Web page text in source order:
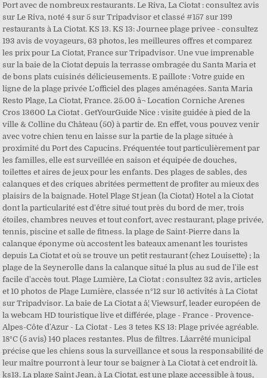
Port avec de nombreux restaurants. Le Riva, La Ciotat : consultez avis
sur Le Riva, noté 4 sur 5 sur Tripadvisor et classé #157 sur 199
restaurants à La Ciotat. KS 13. KS 13: Journee plage privee - consultez
193 avis de voyageurs, 63 photos, les meilleures offres et comparez
les prix pour La Ciotat, France sur Tripadvisor. Une vue imprenable
sur la baie de la Ciotat depuis la terrasse ombragée du Santa Maria et
de bons plats cuisinés délicieusements. E paillote : Votre guide en
ligne de la plage privée L'officiel des plages aménagées. Santa Maria
Resto Plage, La Ciotat, France. 25.00 â¬ Location Corniche Arenes
Cros 13600 La Ciotat . GetYourGuide Nice : visite guidée à pied de la
ville & Colline du Château (50) à partir de. En effet, vous pouvez venir
avec votre chien tenu en laisse sur la partie de la plage située à
proximité du Port des Capucins. Fréquentée tout particulièrement par
les familles, elle est surveillée en saison et équipée de douches,
toilettes et aires de jeux pour les enfants. Des plages de sables, des
calanques et des criques abritées permettent de profiter au mieux des
plaisirs de la baignade. Hotel Plage St jean (la Ciotat) Hotel a la Ciotat
dont la particularité est d'être situé tout près du bord de mer, trois
étoiles, chambres neuves et tout confort, avec restaurant, plage privée,
tennis, piscine et salle de fitness. la plage de Saint-Pierre dans la
calanque éponyme où accostent les bateaux amenant les touristes
depuis La Ciotat et où se trouve un petit restaurant (chez Louisette) ; la
plage de la Seynerolle dans la calanque situé la plus au sud de l'ile est
facile d'accès tout. Plage Lumière, La Ciotat : consultez 32 avis, articles
et 10 photos de Plage Lumière, classée n°12 sur 16 activités à La Ciotat
sur Tripadvisor. La baie de La Ciotat a â¦ Viewsurf, leader européen de
la webcam HD touristique live et différée, plage - France - Provence-
Alpes-Côte d'Azur - La Ciotat - Les 3 tetes KS 13: Plage privée agréable.
18°C (5 avis) 140 places restantes. Plus de filtres. Lâarrêté municipal
précise que les chiens sous la surveillance et sous la responsabilité de
leur maître pourront à leur tour se baigner à La Ciotat à cet endroit là.
ks13. La plage Saint Jean, à La Ciotat, est une plage accessible à tous,